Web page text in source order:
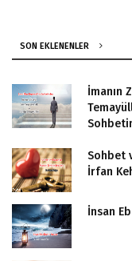
SON EKLENENLER
İmanın
Sohbet
İrfan
İnsan